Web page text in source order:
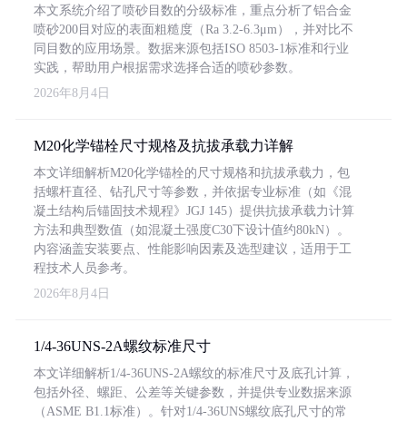
本文系统介绍了喷砂目数的分级标准，重点分析了铝合金
喷砂200目对应的表面粗糙度（Ra 3.2-6.3μm），并对比不
同目数的应用场景。数据来源包括ISO 8503-1标准和行业
实践，帮助用户根据需求选择合适的喷砂参数。
2026年8月4日
M20化学锚栓尺寸规格及抗拔承载力详解
本文详细解析M20化学锚栓的尺寸规格和抗拔承载力，包
括螺杆直径、钻孔尺寸等参数，并依据专业标准（如《混
凝土结构后锚固技术规程》JGJ 145）提供抗拔承载力计算
方法和典型数值（如混凝土强度C30下设计值约80kN）。
内容涵盖安装要点、性能影响因素及选型建议，适用于工
程技术人员参考。
2026年8月4日
1/4-36UNS-2A螺纹标准尺寸
本文详细解析1/4-36UNS-2A螺纹的标准尺寸及底孔计算，
包括外径、螺距、公差等关键参数，并提供专业数据来源
（ASME B1.1标准）。针对1/4-36UNS螺纹底孔尺寸的常